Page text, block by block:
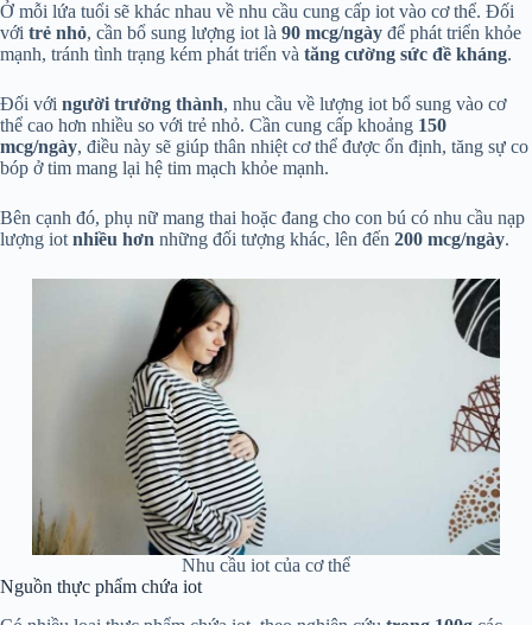
Ở mỗi lứa tuổi sẽ khác nhau về nhu cầu cung cấp iot vào cơ thể. Đối
với trẻ nhỏ, cần bổ sung lượng iot là 90 mcg/ngày để phát triển khỏe
mạnh, tránh tình trạng kém phát triển và tăng cường sức đề kháng.
Đối với người trưởng thành, nhu cầu về lượng iot bổ sung vào cơ
thể cao hơn nhiều so với trẻ nhỏ. Cần cung cấp khoảng 150
mcg/ngày, điều này sẽ giúp thân nhiệt cơ thể được ổn định, tăng sự co
bóp ở tim mang lại hệ tim mạch khỏe mạnh.
Bên cạnh đó, phụ nữ mang thai hoặc đang cho con bú có nhu cầu nạp
lượng iot nhiều hơn những đối tượng khác, lên đến 200 mcg/ngày.
Nhu cầu iot của cơ thể
Nguồn thực phẩm chứa iot